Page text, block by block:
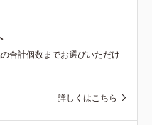
合計個数までお選びいただけ
詳しくはこちら